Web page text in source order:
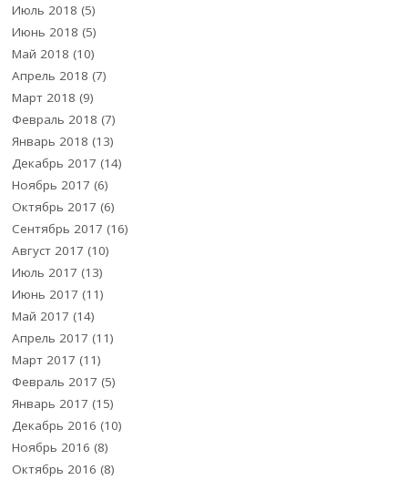
Июль 2018 (5)
Июнь 2018 (5)
Май 2018 (10)
Апрель 2018 (7)
Март 2018 (9)
Февраль 2018 (7)
Январь 2018 (13)
Декабрь 2017 (14)
Ноябрь 2017 (6)
Октябрь 2017 (6)
Сентябрь 2017 (16)
Август 2017 (10)
Июль 2017 (13)
Июнь 2017 (11)
Май 2017 (14)
Апрель 2017 (11)
Март 2017 (11)
Февраль 2017 (5)
Январь 2017 (15)
Декабрь 2016 (10)
Ноябрь 2016 (8)
Октябрь 2016 (8)